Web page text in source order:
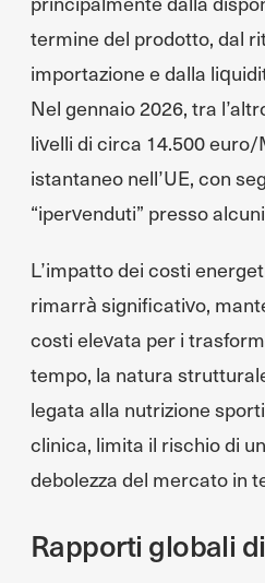
termine del prodotto, dal
importazione e dalla
Nel gennaio 2026, tra
livelli di circa 14.500 euro/
istantaneo nell’UE, con
“ipervenduti” presso
L’impatto dei costi
rimarrà significativo,
costi elevata per i
tempo, la natura
legata alla nutrizione
clinica, limita il rischio di
debolezza del mercato in
Rapporti globali